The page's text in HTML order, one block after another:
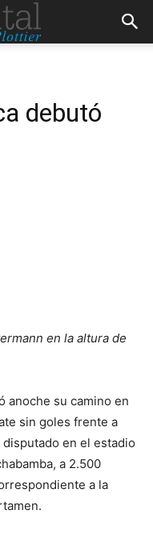
debutó
en la altura de
anoche su camino en
sin goles frente a
en el estadio
a 2.500
a la